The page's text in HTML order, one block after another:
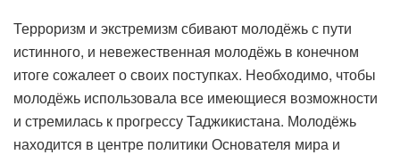
Терроризм и экстремизм сбивают молодёжь с пути
истинного, и невежественная молодёжь в конечном
итоге сожалеет о своих поступках. Необходимо, чтобы
молодёжь использовала все имеющиеся возможности
и стремилась к прогрессу Таджикистана. Молодёжь
находится в центре политики Основателя мира и